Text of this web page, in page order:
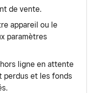
de vente.
appareil ou le
paramètres
ligne en attente
et les fonds